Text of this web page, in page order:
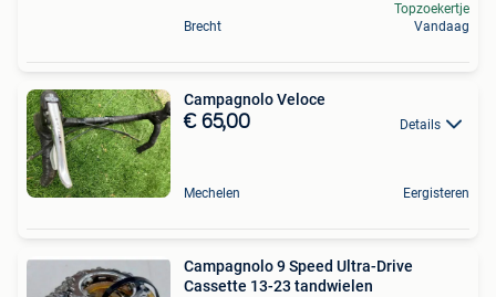
Brecht
Topzoekertje
Vandaag
Campagnolo Veloce
€ 65,00 Details
Mechelen Eergisteren
Campagnolo 9 Speed Ultra-Drive
Cassette 13-23 tandwielen